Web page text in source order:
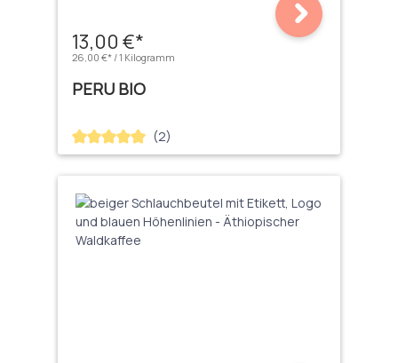
13,00 €*
26,00 €* / 1 Kilogramm
PERU BIO
Durchschnittliche Bewertung von 5 von 5 Sternen
(2)